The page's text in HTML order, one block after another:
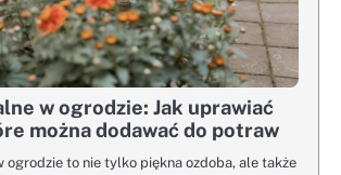
w ogrodzie: Jak uprawiać
można dodawać do potraw
ogrodzie to nie tylko piękna ozdoba, ale także